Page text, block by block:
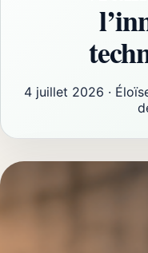
4 juillet 2026 ·